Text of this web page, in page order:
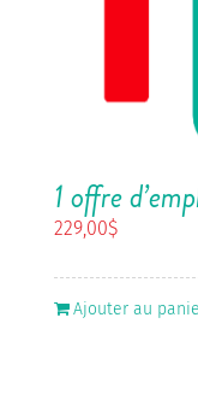
1 offre
229,00$
Ajouter au